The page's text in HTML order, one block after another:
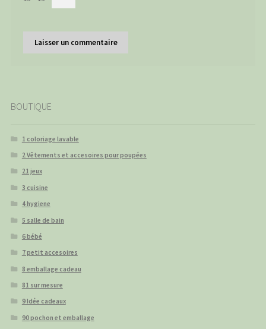
BOUTIQUE
1 coloriage lavable
2 Vêtements et accesoires pour poupées
21 jeux
3 cuisine
4 hygiene
5 salle de bain
6 bébé
7 petit accesoires
8 emballage cadeau
81 sur mesure
9 Idée cadeaux
90 pochon et emballage